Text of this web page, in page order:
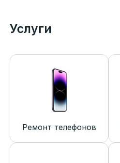
Услуги
Ремонт телефонов